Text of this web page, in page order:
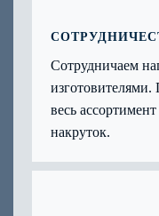
Сотрудничаем
весь
накруток.